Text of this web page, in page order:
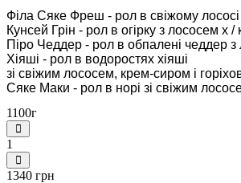
Філа Сяке Фреш - рол в свіжому
Кунсей Грін - рол в огірку з лососем х /
Піро Чеддер - рол в обпалені чеддер з
Хіяші - рол в водоростях хіяші
зі свіжим лососем, крем-сиром і
Сяке Маки - рол в норі зі свіжим
1100г
1
1340 грн